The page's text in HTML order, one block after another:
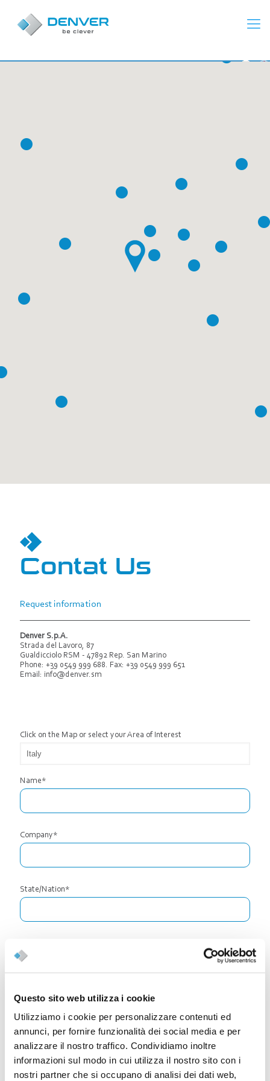
Questo sito web utilizza i cookie
Utilizziamo i cookie per personalizzare contenuti ed
annunci, per fornire funzionalità dei social media e per
analizzare il nostro traffico. Condividiamo inoltre
informazioni sul modo in cui utilizza il nostro sito con i
nostri partner che si occupano di analisi dei dati web,
Contat Us
Request information
Denver S.p.A.
Strada del Lavoro, 87
Gualdicciolo RSM - 47892 Rep. San Marino
Phone: +39 0549 999 688. Fax: +39 0549 999 651
Email: info@denver.sm
Click on the Map or select your Area of ​​Interest
Name*
Company*
State/Nation*
Phone*